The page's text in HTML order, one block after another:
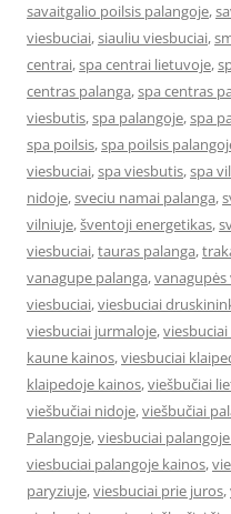
savaitgalio poilsis palangoje,
viesbuciai,siauliu viesbuciai,
centrai,spa centrai lietuvoje,
centras palanga,spa centras
viesbutis,spa palangoje,spa
spa poilsis,spa poilsis
viesbuciai,spa viesbutis,spa
nidoje,sveciu namai palanga,
vilniuje,šventoji energetikas,
viesbuciai,tauras palanga,
vanagupe palanga,
viesbuciai,viesbuciai
viesbuciai jurmaloje,
kaune kainos,viesbuciai
klaipedoje kainos,viešbučiai
viešbučiai nidoje,viešbučiai
Palangoje,viesbuciai
viesbuciai palangoje kainos,
paryziuje,viesbuciai prie juros,